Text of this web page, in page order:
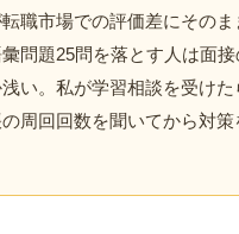
職市場での評価差にそのま
問題25問を落とす人は面接
浅い。私が学習相談を受け
周回回数を聞いてから対策